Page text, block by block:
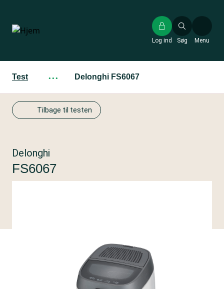
hovedindhold
Søg
Log ind Menu
Test ··· Delonghi FS6067
Tilbage til testen
Delonghi
FS6067